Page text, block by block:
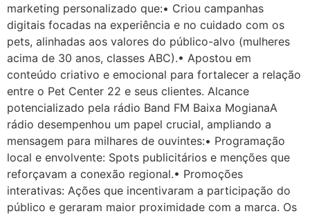
marketing personalizado que:• Criou campanhas
digitais focadas na experiência e no cuidado com os
pets, alinhadas aos valores do público-alvo (mulheres
acima de 30 anos, classes ABC).• Apostou em
conteúdo criativo e emocional para fortalecer a relação
entre o Pet Center 22 e seus clientes. Alcance
potencializado pela rádio Band FM Baixa MogianaA
rádio desempenhou um papel crucial, ampliando a
mensagem para milhares de ouvintes:• Programação
local e envolvente: Spots publicitários e menções que
reforçavam a conexão regional.• Promoções
interativas: Ações que incentivaram a participação do
público e geraram maior proximidade com a marca. Os